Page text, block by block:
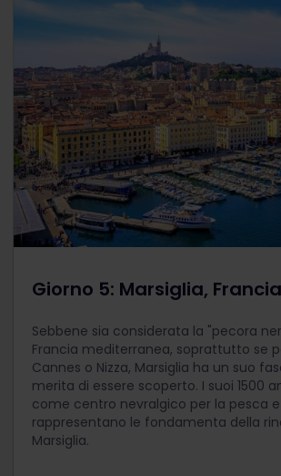
Giorno 5: Marsiglia, Francia
Sebbene sia considerata la "pecora
Francia mediterranea, soprattutto se
Cannes o Nizza, Marsiglia ha un suo
merita di essere scoperto. I suoi 1500
come centro nevralgico per la pesca
rappresentano le fondamenta della
Marsiglia.